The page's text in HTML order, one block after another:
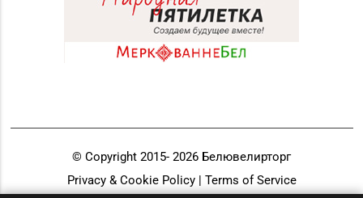
© Copyright 2015- 2026 Белювелирторг
Privacy & Cookie Policy | Terms of Service